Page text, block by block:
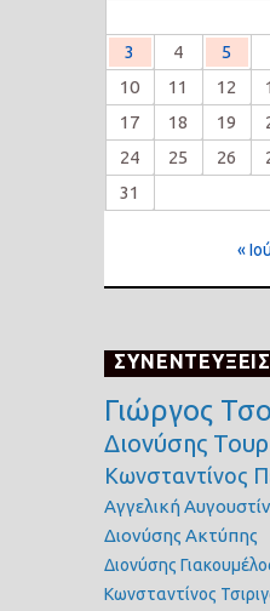
3
4 5
10
11 12
17
18 19
24
25 26
31
«
ΣΥΝΕΝΤΕΥΞΕΙΣ
Γιώργος
Διονύσης
Κωνσταντίνος
Αγγελική
Διονύσης Ακτύπης
Διονύσης
Κωνσταντίνος